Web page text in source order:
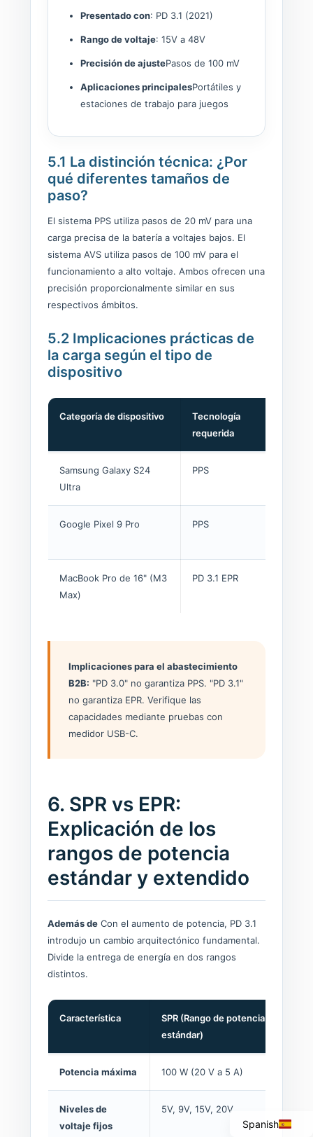
Presentado con: PD 3.1 (2021)
Rango de voltaje: 15V a 48V
Precisión de ajustePasos de 100 mV
Aplicaciones principalesPortátiles y
estaciones de trabajo para juegos
5.1 La distinción técnica: ¿Por
qué diferentes tamaños de
paso?
El sistema PPS utiliza pasos de 20 mV para una
carga precisa de la batería a voltajes bajos. El
sistema AVS utiliza pasos de 100 mV para el
funcionamiento a alto voltaje. Ambos ofrecen una
precisión proporcionalmente similar en sus
respectivos ámbitos.
5.2 Implicaciones prácticas de
la carga según el tipo de
dispositivo
Categoría de dispositivo
Tecnología
requerida
Samsung Galaxy S24
Ultra
PPS
Google Pixel 9 Pro PPS
MacBook Pro de 16" (M3
Max)
PD 3.1 EPR
Implicaciones para el abastecimiento
B2B: "PD 3.0" no garantiza PPS. "PD 3.1"
no garantiza EPR. Verifique las
capacidades mediante pruebas con
medidor USB-C.
6. SPR vs EPR:
Explicación de los
rangos de potencia
estándar y extendido
Además de Con el aumento de potencia, PD 3.1
introdujo un cambio arquitectónico fundamental.
Divide la entrega de energía en dos rangos
distintos.
Característica
SPR (Rango de potencia
estándar)
Potencia máxima 100 W (20 V a 5 A)
Niveles de
voltaje fijos
5V, 9V, 15V, 20V
Spanish